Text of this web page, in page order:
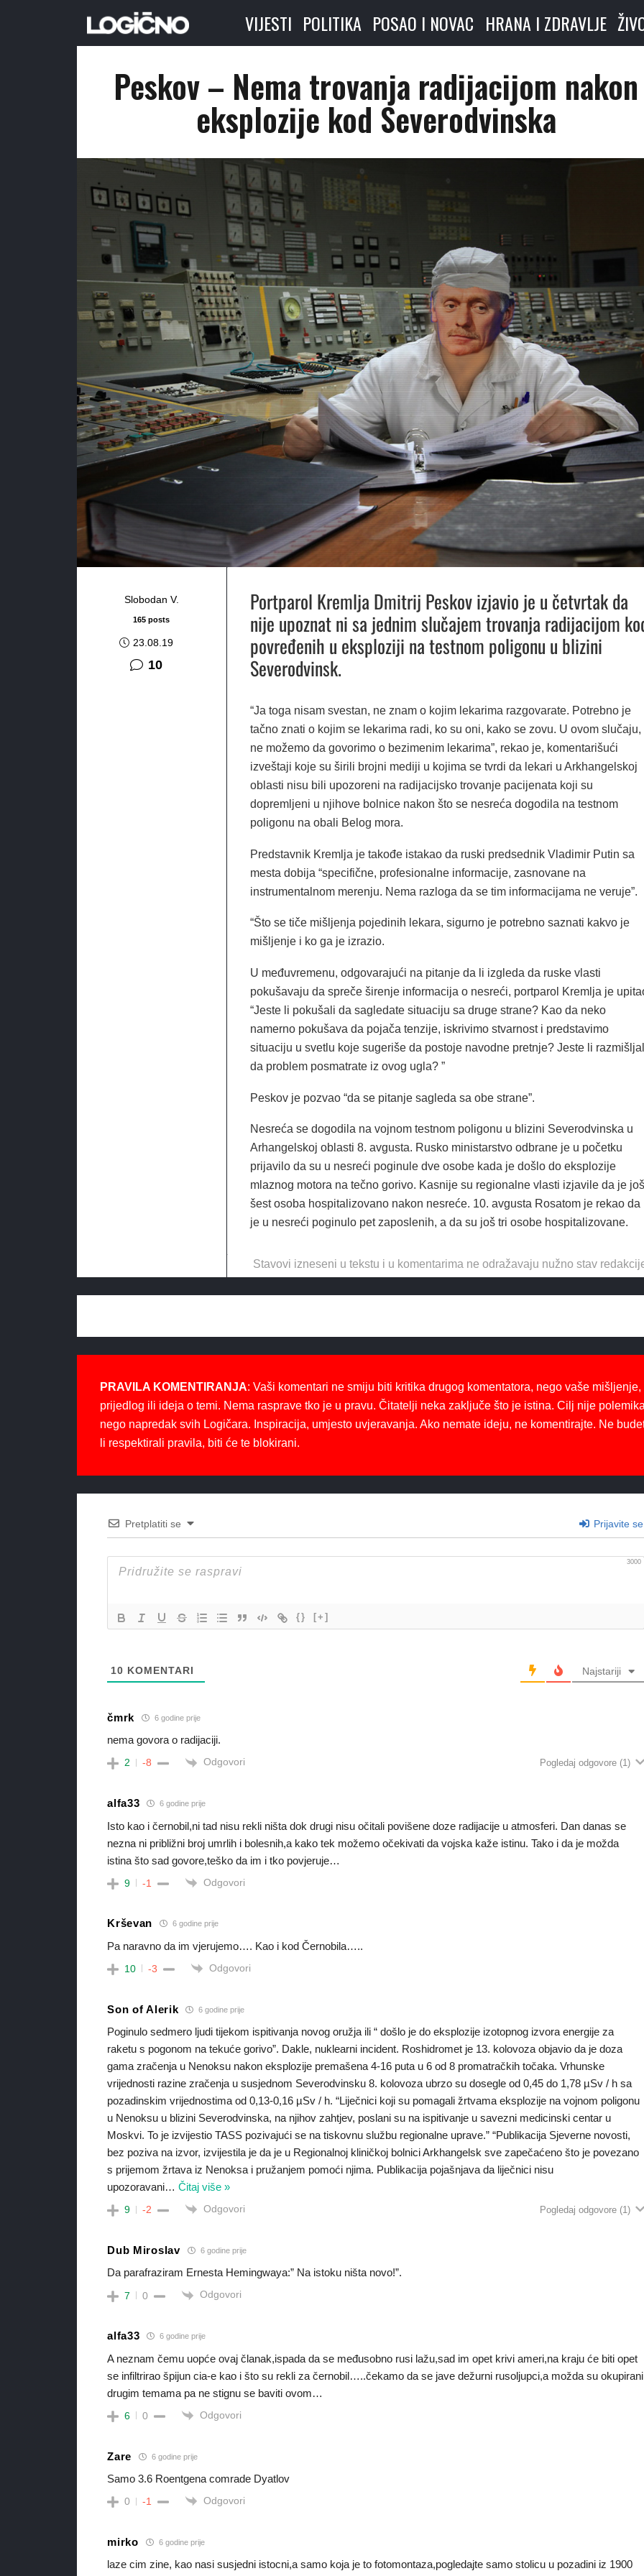
VIJESTI POLITIKA POSAO I NOVAC HRANA I ZDRAVLJE
Peskov – Nema trovanja radijacijom nakon
eksplozije kod Severodvinska
Slobodan V.
165 posts
23.08.19
10komentara
Portparol Kremlja Dmitrij Peskov izjavio je u četvrtak da
nije upoznat ni sa jednim slučajem trovanja radijacijom
povređenih u eksploziji na testnom poligonu u blizini
Severodvinsk.
“Ja toga nisam svestan, ne znam o kojim lekarima razgovarate. Potrebno je
tačno znati o kojim se lekarima radi, ko su oni, kako se zovu. U ovom slučaju,
ne možemo da govorimo o bezimenim lekarima”, rekao je, komentarišući
izveštaji koje su širili brojni mediji u kojima se tvrdi da lekari u Arkhangelskoj
oblasti nisu bili upozoreni na radijacijsko trovanje pacijenata koji su
dopremljeni u njihove bolnice nakon što se nesreća dogodila na testnom
poligonu na obali Belog mora.
Predstavnik Kremlja je takođe istakao da ruski predsednik Vladimir Putin sa
mesta dobija “specifične, profesionalne informacije, zasnovane na
instrumentalnom merenju. Nema razloga da se tim informacijama ne veruje”.
“Što se tiče mišljenja pojedinih lekara, sigurno je potrebno saznati kakvo je
mišljenje i ko ga je izrazio.
U međuvremenu, odgovarajući na pitanje da li izgleda da ruske vlasti
pokušavaju da spreče širenje informacija o nesreći, portparol Kremlja je
“Jeste li pokušali da sagledate situaciju sa druge strane? Kao da neko
namerno pokušava da pojača tenzije, iskrivimo stvarnost i predstavimo
situaciju u svetlu koje sugeriše da postoje navodne pretnje? Jeste li
da problem posmatrate iz ovog ugla? ”
Peskov je pozvao “da se pitanje sagleda sa obe strane”.
Nesreća se dogodila na vojnom testnom poligonu u blizini Severodvinska u
Arhangelskoj oblasti 8. avgusta. Rusko ministarstvo odbrane je u početku
prijavilo da su u nesreći poginule dve osobe kada je došlo do eksplozije
mlaznog motora na tečno gorivo. Kasnije su regionalne vlasti izjavile da je još
šest osoba hospitalizovano nakon nesreće. 10. avgusta Rosatom je rekao da
je u nesreći poginulo pet zaposlenih, a da su još tri osobe hospitalizovane.
Stavovi izneseni u tekstu i u komentarima ne odražavaju nužno stav
PRAVILA KOMENTIRANJA: Vaši komentari ne smiju biti kritika drugog komentatora, nego vaše mišljenje,
prijedlog ili ideja o temi. Nema rasprave tko je u pravu. Čitatelji neka zaključe što je istina. Cilj nije
nego napredak svih Logičara. Inspiracija, umjesto uvjeravanja. Ako nemate ideju, ne komentirajte. Ne
li respektirali pravila, biti će te blokirani.
Pretplatiti se Prijavite se
3000
{} [+]
10 KOMENTARI Najstariji
čmrk 6 godine prije
nema govora o radijaciji.
2 -8 Odgovori Pogledaj odgovore (1)
alfa33 6 godine prije
Isto kao i černobil,ni tad nisu rekli ništa dok drugi nisu očitali povišene doze radijacije u atmosferi. Dan danas se
nezna ni približni broj umrlih i bolesnih,a kako tek možemo očekivati da vojska kaže istinu. Tako i da je možda
istina što sad govore,teško da im i tko povjeruje…
9 -1 Odgovori
Krševan 6 godine prije
Pa naravno da im vjerujemo…. Kao i kod Černobila…..
10 -3 Odgovori
Son of Alerik 6 godine prije
Poginulo sedmero ljudi tijekom ispitivanja novog oružja ili “ došlo je do eksplozije izotopnog izvora energije za
raketu s pogonom na tekuće gorivo”. Dakle, nuklearni incident. Roshidromet je 13. kolovoza objavio da je doza
gama zračenja u Nenoksu nakon eksplozije premašena 4-16 puta u 6 od 8 promatračkih točaka. Vrhunske
vrijednosti razine zračenja u susjednom Severodvinsku 8. kolovoza ubrzo su dosegle od 0,45 do 1,78 µSv / h sa
pozadinskim vrijednostima od 0,13-0,16 µSv / h. “Liječnici koji su pomagali žrtvama eksplozije na vojnom poligonu
u Nenoksu u blizini Severodvinska, na njihov zahtjev, poslani su na ispitivanje u savezni medicinski centar u
Moskvi. To je izvijestio TASS pozivajući se na tiskovnu službu regionalne uprave.” “Publikacija Sjeverne novosti,
bez poziva na izvor, izvijestila je da je u Regionalnoj kliničkoj bolnici Arkhangelsk sve zapečaćeno što je povezano
s prijemom žrtava iz Nenoksa i pružanjem pomoći njima. Publikacija pojašnjava da liječnici nisu
upozoravani…Čitaj više »
9 -2 Odgovori Pogledaj odgovore (1)
Dub Miroslav 6 godine prije
Da parafraziram Ernesta Hemingwaya:” Na istoku ništa novo!”.
7 0 Odgovori
alfa33 6 godine prije
A neznam čemu uopće ovaj članak,ispada da se međusobno rusi lažu,sad im opet krivi ameri,na kraju će biti opet
se infiltrirao špijun cia-e kao i što su rekli za černobil…..čekamo da se jave dežurni rusoljupci,a možda su okupirani
drugim temama pa ne stignu se baviti ovom…
6 0 Odgovori
Zare 6 godine prije
Samo 3.6 Roentgena comrade Dyatlov
0 -1 Odgovori
mirko 6 godine prije
laze cim zine, kao nasi susjedni istocni,a samo koja je to fotomontaza,pogledajte samo stolicu u pozadini iz 1900